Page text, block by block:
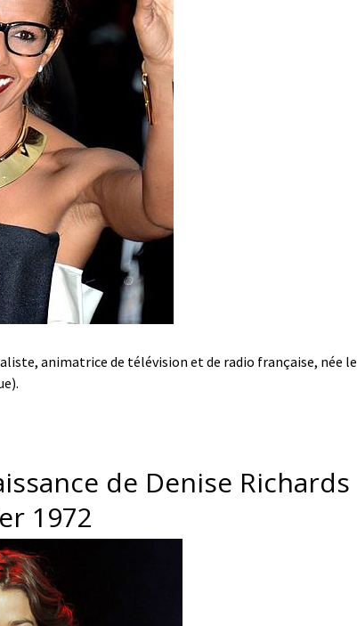
animatrice de télévision et de radio française, née
de Denise Richards
1972